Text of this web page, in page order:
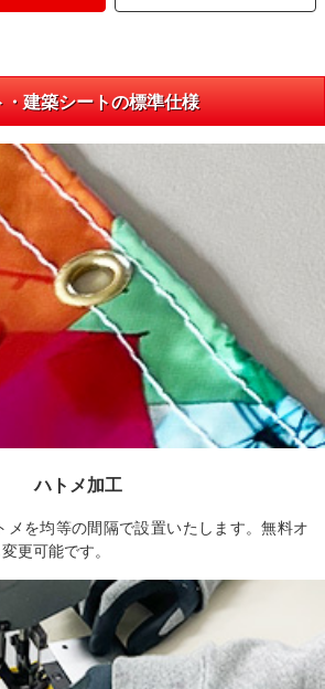
・建築シートの標準仕様
ハトメ加工
メを均等の間隔で設置いたします。無料オ
更可能です。